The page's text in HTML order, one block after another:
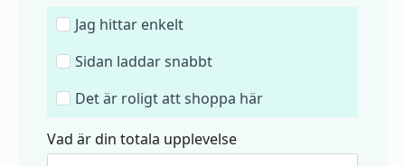
Jag hittar enkelt
Sidan laddar snabbt
Det är roligt att shoppa här
Vad är din totala upplevelse